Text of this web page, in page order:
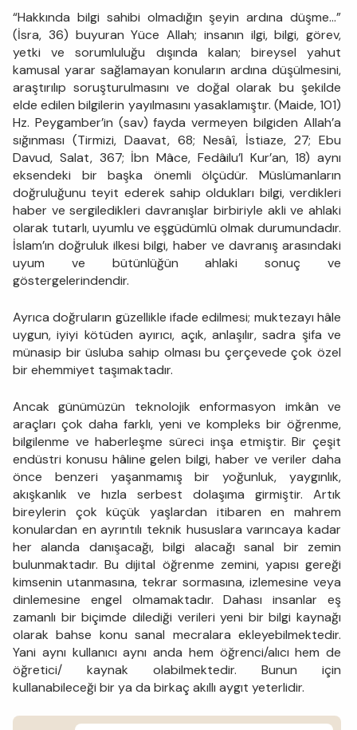
“Hakkında bilgi sahibi olmadığın şeyin ardına düşme…”
(İsra, 36) buyuran Yüce Allah; insanın ilgi, bilgi, görev,
yetki ve sorumluluğu dışında kalan; bireysel yahut
kamusal yarar sağlamayan konuların ardına düşülmesini,
araştırılıp soruşturulmasını ve doğal olarak bu şekilde
elde edilen bilgilerin yayılmasını yasaklamıştır. (Maide, 101)
Hz. Peygamber’in (sav) fayda vermeyen bilgiden Allah’a
sığınması (Tirmizi, Daavat, 68; Nesâî, İstiaze, 27; Ebu
Davud, Salat, 367; İbn Mâce, Fedâilu’l Kur’an, 18) aynı
eksendeki bir başka önemli ölçüdür. Müslümanların
doğruluğunu teyit ederek sahip oldukları bilgi, verdikleri
haber ve sergiledikleri davranışlar birbiriyle akli ve ahlaki
olarak tutarlı, uyumlu ve eşgüdümlü olmak durumundadır.
İslam’ın doğruluk ilkesi bilgi, haber ve davranış arasındaki
uyum ve bütünlüğün ahlaki sonuç ve
göstergelerindendir.
Ayrıca doğruların güzellikle ifade edilmesi; muktezayı hâle
uygun, iyiyi kötüden ayırıcı, açık, anlaşılır, sadra şifa ve
münasip bir üsluba sahip olması bu çerçevede çok özel
bir ehemmiyet taşımaktadır.
Ancak günümüzün teknolojik enformasyon imkân ve
araçları çok daha farklı, yeni ve kompleks bir öğrenme,
bilgilenme ve haberleşme süreci inşa etmiştir. Bir çeşit
endüstri konusu hâline gelen bilgi, haber ve veriler daha
önce benzeri yaşanmamış bir yoğunluk, yaygınlık,
akışkanlık ve hızla serbest dolaşıma girmiştir. Artık
bireylerin çok küçük yaşlardan itibaren en mahrem
konulardan en ayrıntılı teknik hususlara varıncaya kadar
her alanda danışacağı, bilgi alacağı sanal bir zemin
bulunmaktadır. Bu dijital öğrenme zemini, yapısı gereği
kimsenin utanmasına, tekrar sormasına, izlemesine veya
dinlemesine engel olmamaktadır. Dahası insanlar eş
zamanlı bir biçimde dilediği verileri yeni bir bilgi kaynağı
olarak bahse konu sanal mecralara ekleyebilmektedir.
Yani aynı kullanıcı aynı anda hem öğrenci/alıcı hem de
öğretici/ kaynak olabilmektedir. Bunun için
kullanabileceği bir ya da birkaç akıllı aygıt yeterlidir.